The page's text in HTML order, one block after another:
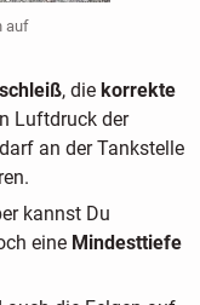
auf
, die korrekte
Luftdruck der
an der Tankstelle
kannst Du
eine Mindesttiefe